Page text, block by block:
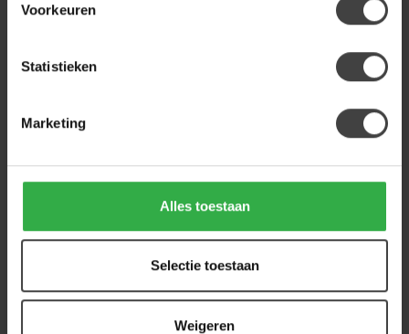
Voorkeuren
Statistieken
Marketing
Alles toestaan
Selectie toestaan
Weigeren
City Life 022 - Set van
Vogels die over de stad